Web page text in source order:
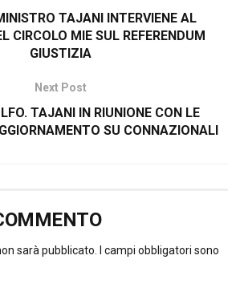
TAJANI INTERVIENE AL
CIRCOLO MIE SUL REFERENDUM
GIUSTIZIA
Next Post
TAJANI IN RIUNIONE CON LE
SU CONNAZIONALI
sarà pubblicato.
I campi obbligatori sono